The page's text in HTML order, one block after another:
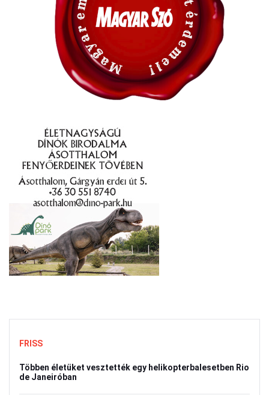
FRISS
Többen életüket vesztették egy helikopterbalesetben Rio
de Janeiróban